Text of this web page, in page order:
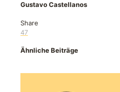
Gustavo Castellanos
Share
47
Ähnliche Beiträge